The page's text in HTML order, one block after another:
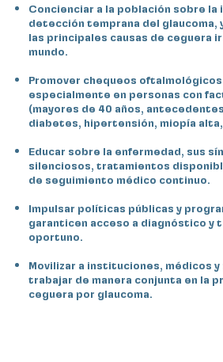
Concienciar a la población sobre la
detección temprana del glaucoma,
las principales causas de ceguera
mundo.
Promover chequeos
especialmente en personas con
(mayores de 40 años,
diabetes, hipertensión, miopía
Educar sobre la enfermedad, sus
silenciosos, tratamientos
de seguimiento médico continuo.
Impulsar políticas públicas y
garanticen acceso a diagnóstico y
oportuno.
Movilizar a instituciones, médicos
trabajar de manera conjunta en la
ceguera por glaucoma.